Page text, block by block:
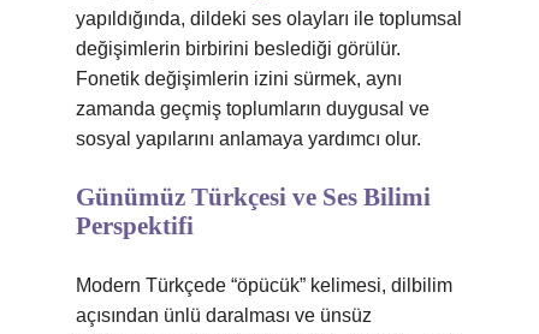
yapıldığında, dildeki ses olayları ile toplumsal
değişimlerin birbirini beslediği görülür.
Fonetik değişimlerin izini sürmek, aynı
zamanda geçmiş toplumların duygusal ve
sosyal yapılarını anlamaya yardımcı olur.
Günümüz Türkçesi ve Ses Bilimi
Perspektifi
Modern Türkçede “öpücük” kelimesi, dilbilim
açısından ünlü daralması ve ünsüz